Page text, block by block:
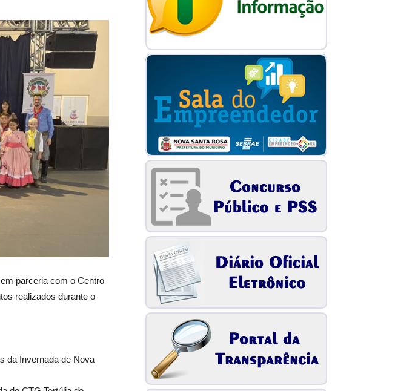
parceria com o Centro
realizados durante o
da Invernada de Nova